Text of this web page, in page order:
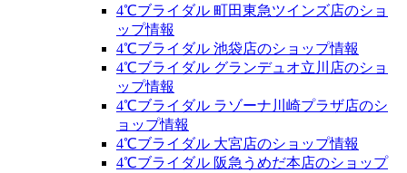
4℃ブライダル 町田東急ツインズ店のショ
ップ情報
4℃ブライダル 池袋店のショップ情報
4℃ブライダル グランデュオ立川店のショ
ップ情報
4℃ブライダル ラゾーナ川崎プラザ店のシ
ョップ情報
4℃ブライダル 大宮店のショップ情報
4℃ブライダル 阪急うめだ本店のショップ